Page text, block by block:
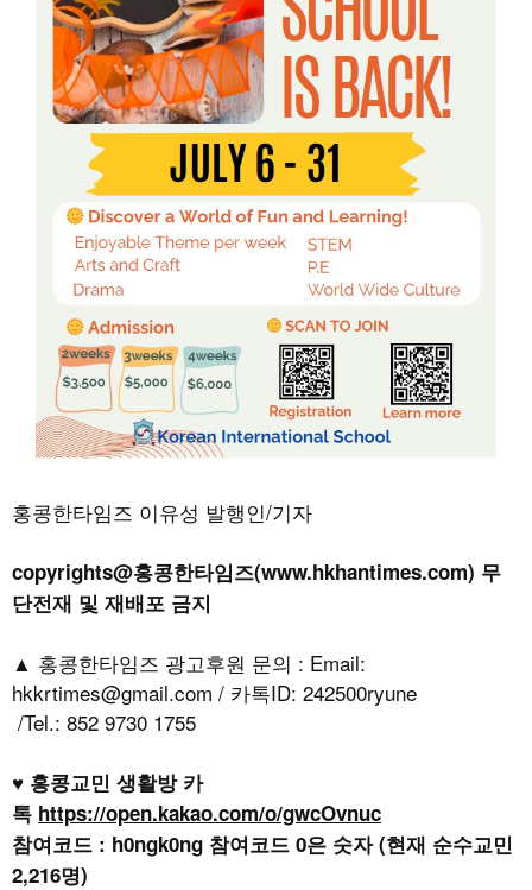
홍콩한타임즈 이유성 발행인/기자
copyrights@홍콩한타임즈(www.hkhantimes.com) 무
단전재 및 재배포 금지
▲ 홍콩한타임즈 광고후원 문의 : Email:
hkkrtimes@gmail.com / 카톡ID: 242500ryune
/Tel.: 852 9730 1755
♥ 홍콩교민 생활방 카
톡 https://open.kakao.com/o/gwcOvnuc
참여코드 : h0ngk0ng 참여코드 0은 숫자 (현재 순수교민
2,216명)